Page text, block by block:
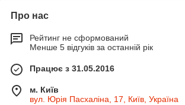
Про нас
Рейтинг не сформований
Менше 5 відгуків за останній рік
Працює з 31.05.2016
м. Київ
вул. Юрія Пасхаліна, 17, Київ, Україна